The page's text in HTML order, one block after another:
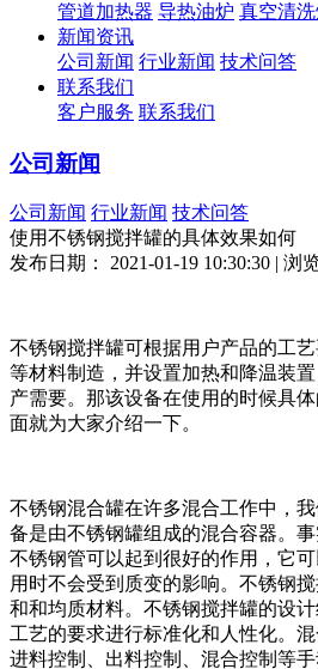
管道加热器 导热油炉 真空清洗
新闻资讯
公司新闻 行业新闻 技术问答
联系我们
客户服务 联系我们
公司新闻
公司新闻 行业新闻 技术问答
使用不锈钢搅拌罐的具体效果如何
发布日期： 2021-01-19 10:30:30 | 浏
不锈钢搅拌罐可根据用户产品的工
等材料制造，并设置加热和降温装
产需要。那该设备在使用的时候具
面就为大家介绍一下。
不锈钢混合罐在许多混合工作中，
备是由不锈钢罐组成的混合容器。
不锈钢管可以起到很好的作用，它
用时不会受到质变的影响。不锈钢
和和均质材料。不锈钢搅拌罐的设
工艺的要求进行标准化和人性化。
进料控制、出料控制、混合控制等手